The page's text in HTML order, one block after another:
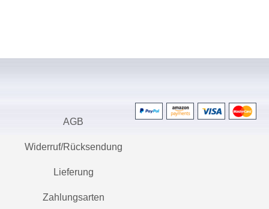
AGB
Widerruf/Rücksendung
Lieferung
Zahlungsarten